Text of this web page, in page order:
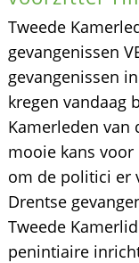
Tweede
gevangenissen
gevangenissen
kregen vandaag
Kamerleden van
mooie kans voor
om de politici er
Drentse
Tweede
penintiaire